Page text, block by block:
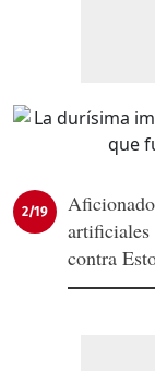
2/19
artificiales
contra